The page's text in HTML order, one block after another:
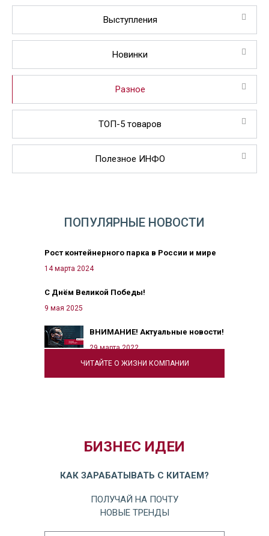
Выступления
Новинки
Разное
ТОП-5 товаров
Полезное ИНФО
ЧИТАЙТЕ О ЖИЗНИ КОМПАНИИ
ПОПУЛЯРНЫЕ НОВОСТИ
Рост контейнерного парка в России и мире
14 марта 2024
С Днём Великой Победы!
9 мая 2025
ВНИМАНИЕ! Актуальные новости!
29 марта 2022
БИЗНЕС ИДЕИ
КАК ЗАРАБАТЫВАТЬ С КИТАЕМ?
ПОЛУЧАЙ НА ПОЧТУ
НОВЫЕ ТРЕНДЫ